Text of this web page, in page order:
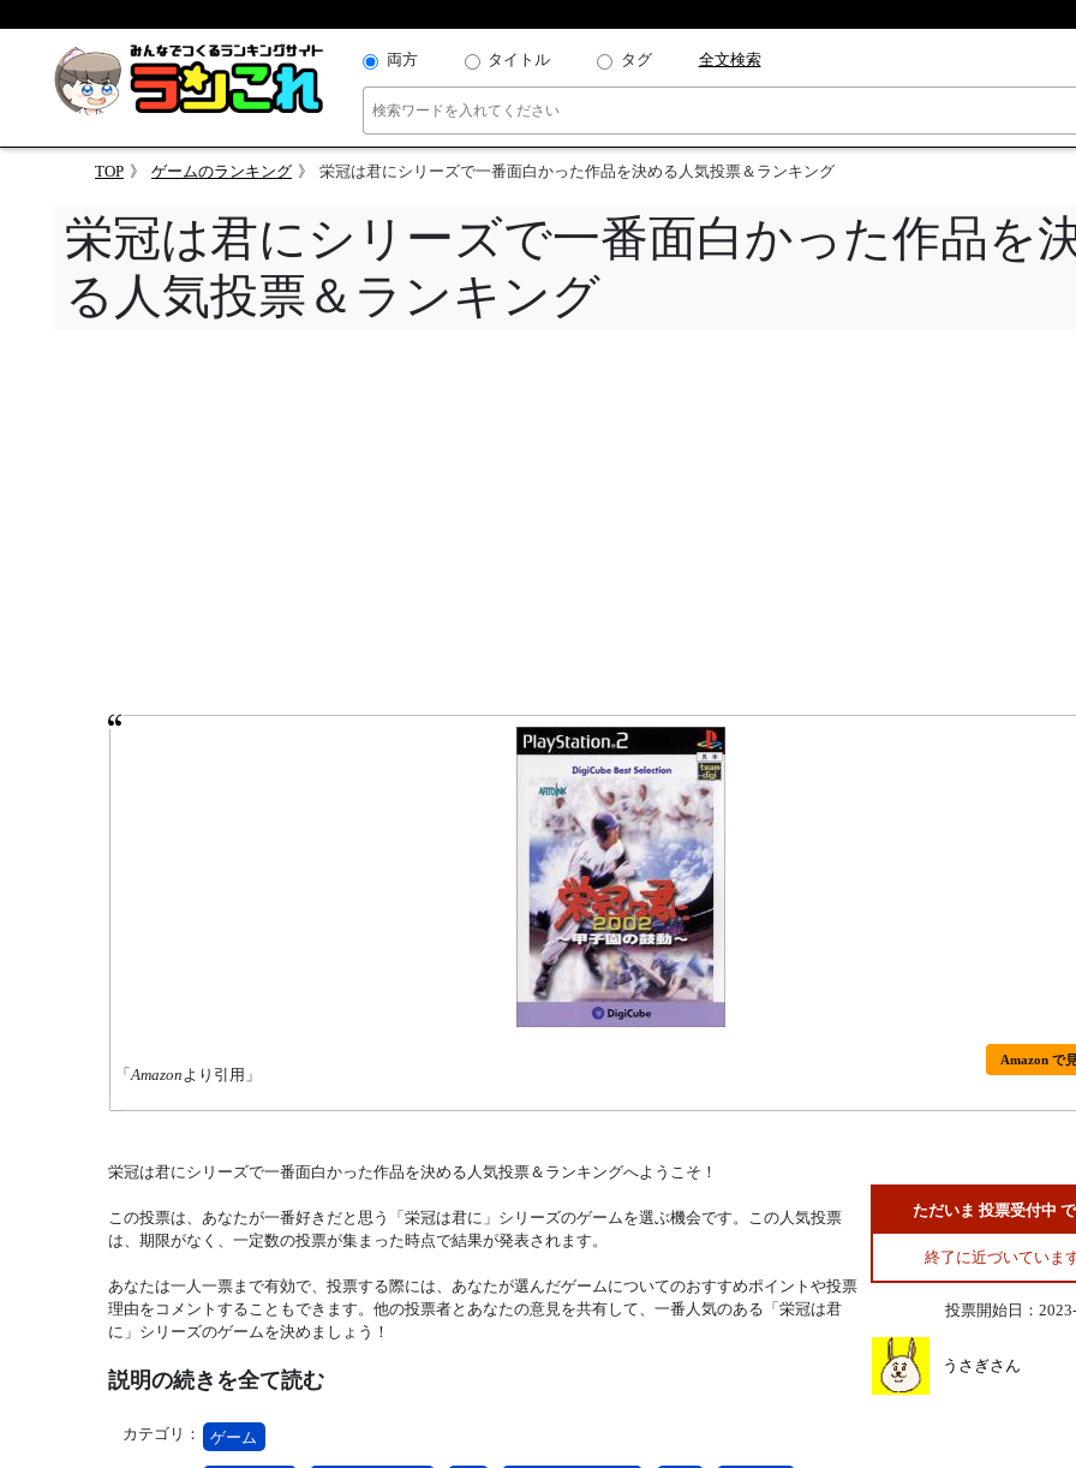
両方 タイトル タグ 全文検索
TOP ゲームのランキング 栄冠は君にシリーズで一番面白かった作品を決める人気投票＆ランキング
栄冠は君にシリーズで一番面白かった作品を
る人気投票＆ランキング
「Amazonより引用」
Amazon で
栄冠は君にシリーズで一番面白かった作品を決める人気投票＆ランキングへようこそ！
この投票は、あなたが一番好きだと思う「栄冠は君に」シリーズのゲームを選ぶ機会です。この人気投票
は、期限がなく、一定数の投票が集まった時点で結果が発表されます。
あなたは一人一票まで有効で、投票する際には、あなたが選んだゲームについてのおすすめポイントや投票
理由をコメントすることもできます。他の投票者とあなたの意見を共有して、一番人気のある「栄冠は君
に」シリーズのゲームを決めましょう！
説明の続きを全て読む
カテゴリ： ゲーム
ただいま 投票受付中
終了に近づいていま
投票開始日：
うさぎさん